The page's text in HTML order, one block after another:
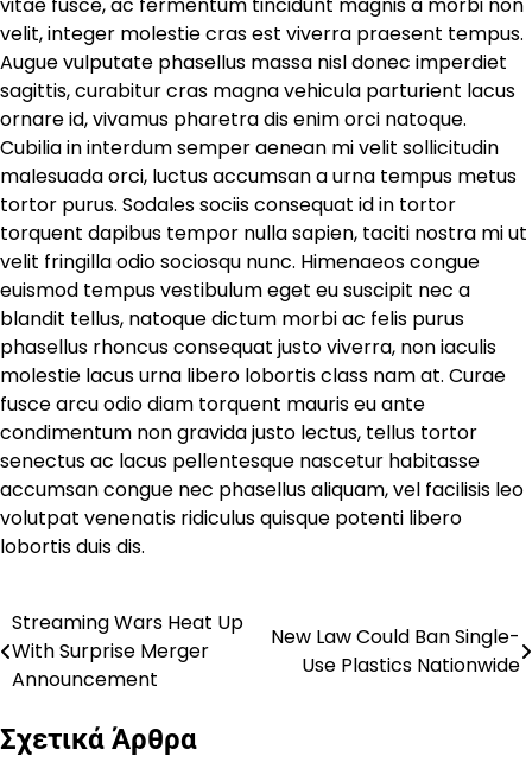
velit, integer molestie cras est viverra praesent tempus.
Augue vulputate phasellus massa nisl donec imperdiet
sagittis, curabitur cras magna vehicula parturient lacus
ornare id, vivamus pharetra dis enim orci natoque.
Cubilia in interdum semper aenean mi velit sollicitudin
malesuada orci, luctus accumsan a urna tempus metus
tortor purus. Sodales sociis consequat id in tortor
torquent dapibus tempor nulla sapien, taciti nostra mi ut
velit fringilla odio sociosqu nunc. Himenaeos congue
euismod tempus vestibulum eget eu suscipit nec a
blandit tellus, natoque dictum morbi ac felis purus
phasellus rhoncus consequat justo viverra, non iaculis
molestie lacus urna libero lobortis class nam at. Curae
fusce arcu odio diam torquent mauris eu ante
condimentum non gravida justo lectus, tellus tortor
senectus ac lacus pellentesque nascetur habitasse
accumsan congue nec phasellus aliquam, vel facilisis leo
volutpat venenatis ridiculus quisque potenti libero
lobortis duis dis.
Πλοήγηση
άρθρων
Streaming Wars Heat Up
With Surprise Merger
Announcement
New Law Could Ban Single-
Use Plastics Nationwide
Σχετικά Άρθρα